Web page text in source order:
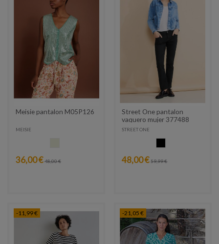
Meisie pantalon M05P126
MEISIE
36,00 €48,00 €
Street One pantalon
vaquero mujer 377488
STREET ONE
48,00 € 59,99 €
-11,99 € -21,05 €